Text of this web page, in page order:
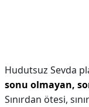
Hudutsuz Sevda
sonu olmayan,
Sınırdan ötesi,